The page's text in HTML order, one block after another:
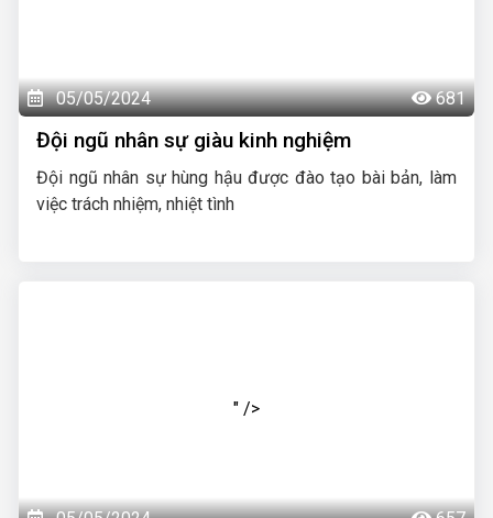
05/05/2024 681
Đội ngũ nhân sự giàu kinh nghiệm
Đội ngũ nhân sự hùng hậu được đào tạo bài bản, làm
việc trách nhiệm, nhiệt tình
" />